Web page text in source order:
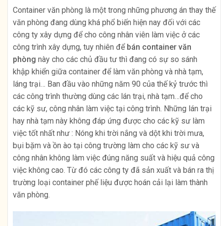
Container văn phòng là một trong những phương án thay thế
văn phòng đang dùng khá phổ biến hiện nay đối với các
công ty xây dựng để cho công nhân viên làm việc ở các
công trình xây dựng, tuy nhiên để bán container văn
phòng này cho các chủ đầu tư thì đang có sự so sánh
khập khiển giữa container để làm văn phòng và nhà tạm,
láng trại… Ban đầu vào những năm 90 của thế kỷ trước thì
các công trình thường dùng các lán trại, nhà tạm…để cho
các kỹ sư, công nhân làm việc tại công trình. Những lán trại
hay nhà tạm này không đáp ứng được cho các kỹ sư làm
việc tốt nhất như : Nóng khi trời nắng và dột khi trời mưa,
bụi bặm và ồn ào tại công trường làm cho các kỹ sư và
công nhân không làm việc đúng năng suất và hiệu quả công
việc không cao. Từ đó các công ty đã sản xuất và bán ra thị
trường loại container phế liệu được hoán cải lại làm thành
văn phòng.